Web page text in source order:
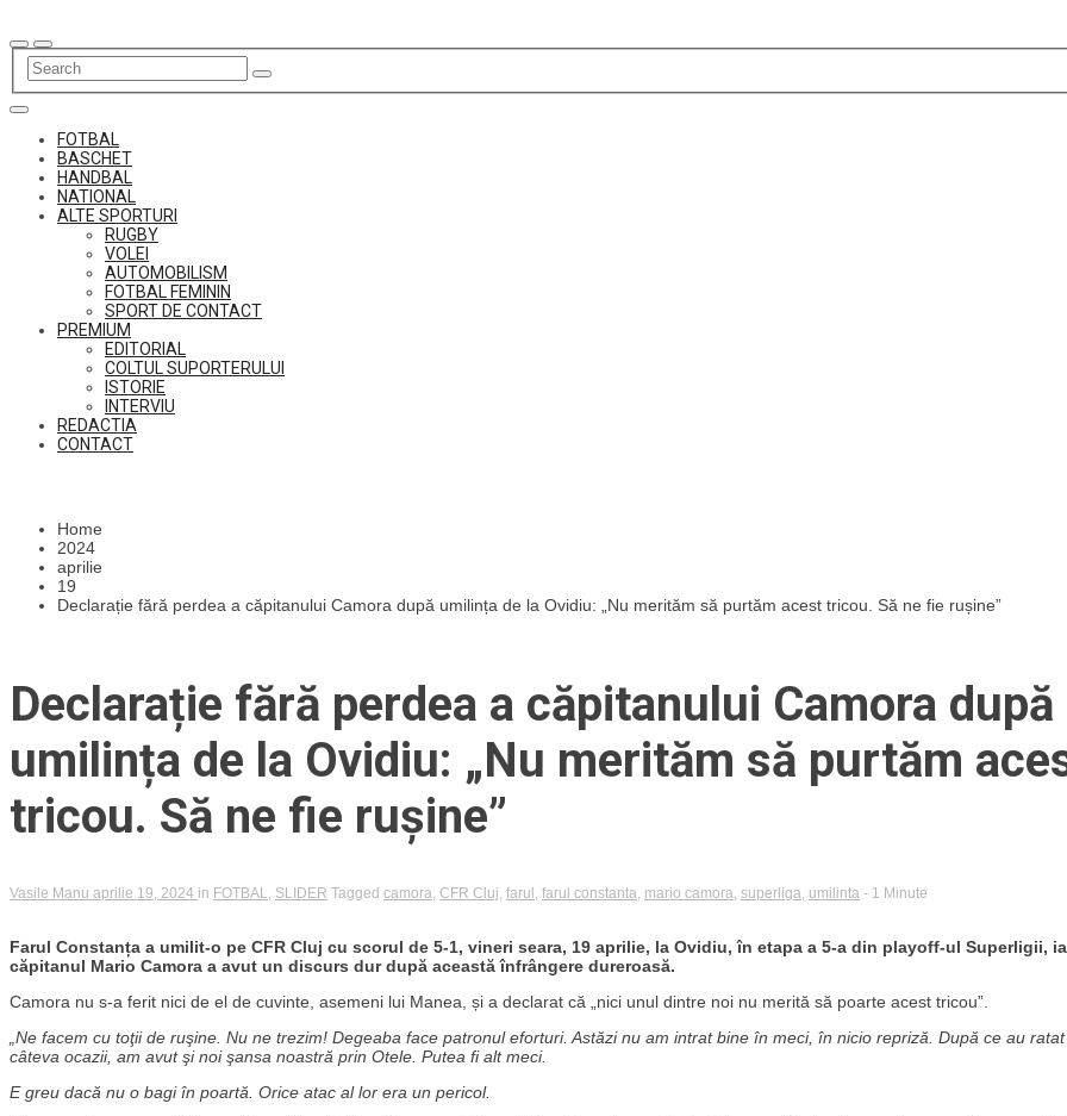
to
content
FOTBAL
BASCHET
HANDBAL
NATIONAL
ALTE SPORTURI
RUGBY
VOLEI
AUTOMOBILISM
FOTBAL FEMININ
SPORT DE CONTACT
PREMIUM
EDITORIAL
COLTUL SUPORTERULUI
ISTORIE
INTERVIU
REDACTIA
CONTACT
Home
2024
aprilie
19
Declarație fără perdea a căpitanului Camora după umilința de la Ovidiu: „Nu merităm să purtăm acest tricou. Să ne fie rușine”
Declarație fără perdea a căpitanului Camora după
umilința de la Ovidiu: „Nu merităm să purtăm
tricou. Să ne fie rușine”
Vasile Manu aprilie 19, 2024 in FOTBAL SLIDER Tagged camora CFR Cluj farul farul constanta mario camora superliga umilinta - 1 Minute
Farul Constanța a umilit-o pe CFR Cluj cu scorul de 5-1, vineri seara, 19 aprilie, la Ovidiu, în etapa a 5-a din playoff-ul Superligii,
căpitanul Mario Camora a avut un discurs dur după această înfrângere dureroasă.
Camora nu s-a ferit nici de el de cuvinte, asemeni lui Manea, și a declarat că „nici unul dintre noi nu merită să poarte acest tricou”.
„Ne facem cu toţii de ruşine. Nu ne trezim! Degeaba face patronul eforturi. Astăzi nu am intrat bine în meci, în nicio repriză. După ce au ratat
câteva ocazii, am avut şi noi şansa noastră prin Otele. Putea fi alt meci.
E greu dacă nu o bagi în poartă. Orice atac al lor era un pericol.